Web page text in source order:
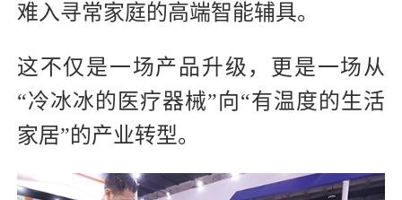
难入寻常家庭的高端智能辅具。
这不仅是一场产品升级，更是一场从
“冷冰冰的医疗器械”向“有温度的生活
家居”的产业转型。